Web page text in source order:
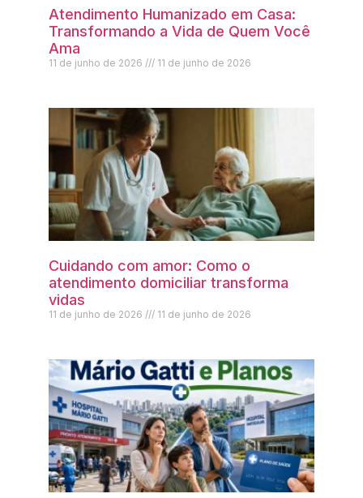
Atendimento Humanizado em Casa:
Transformando a Vida de Quem Você
Ama
11 de junho de 2026 11 de junho de 2026
Cuidando com amor: Como o
atendimento domiciliar transforma
vidas
11 de junho de 2026 11 de junho de 2026